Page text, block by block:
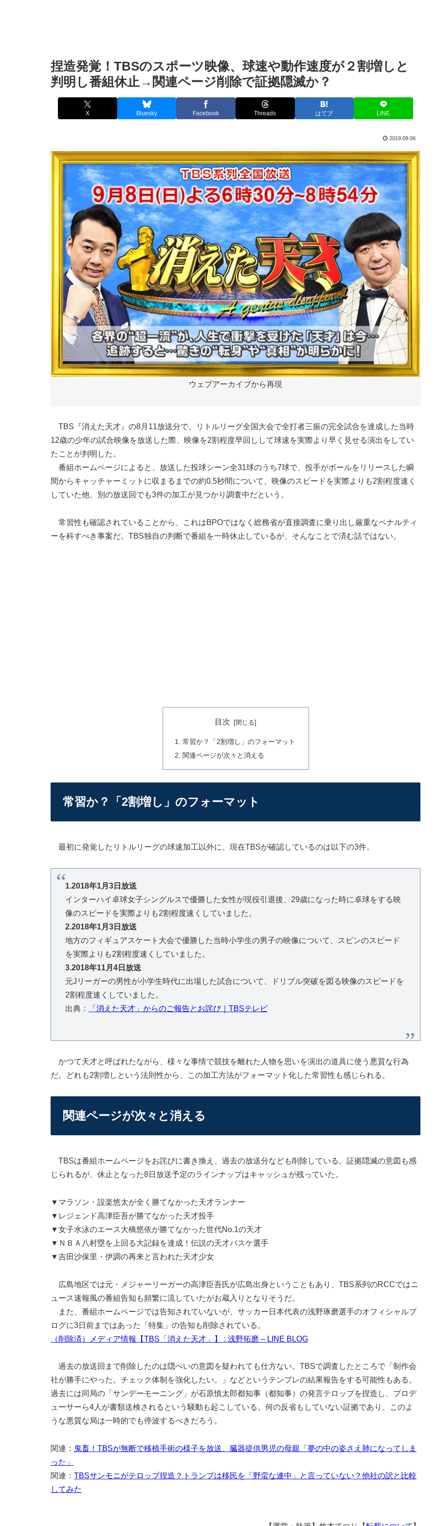
捏造発覚！TBSのスポーツ映像、球速や動作速度が２割増しと
判明し番組休止→関連ページ削除で証拠隠滅か？
X Bluesky Facebook Threads はてブ LINE
2019.09.06
ウェブアーカイブから再現
TBS『消えた天才』の8月11放送分で、リトルリーグ全国大会で全打者三振の完全試合を達成した当時
12歳の少年の試合映像を放送した際、映像を2割程度早回しして球速を実際より早く見せる演出をしてい
たことが判明した。
番組ホームページによると、放送した投球シーン全31球のうち7球で、投手がボールをリリースした瞬
間からキャッチャーミットに収まるまでの約0.5秒間について、映像のスピードを実際よりも2割程度速く
していた他、別の放送回でも3件の加工が見つかり調査中だという。
常習性も確認されていることから、これはBPOではなく総務省が直接調査に乗り出し厳重なペナルティ
ーを科すべき事案だ。TBS独自の判断で番組を一時休止しているが、そんなことで済む話ではない。
目次
常習か？「2割増し」のフォーマット
関連ページが次々と消える
常習か？「2割増し」のフォーマット
最初に発覚したリトルリーグの球速加工以外に、現在TBSが確認しているのは以下の3件。
1.2018年1月3日放送
インターハイ卓球女子シングルスで優勝した女性が現役引退後、29歳になった時に卓球をする映
像のスピードを実際よりも2割程度速くしていました。
2.2018年1月3日放送
地方のフィギュアスケート大会で優勝した当時小学生の男子の映像について、スピンのスピード
を実際よりも2割程度速くしていました。
3.2018年11月4日放送
元Jリーガーの男性が小学生時代に出場した試合について、ドリブル突破を図る映像のスピードを
2割程度速くしていました。
出典：
「消えた天才」からのご報告とお詫び｜TBSテレビ
かつて天才と呼ばれたながら、様々な事情で競技を離れた人物を思いを演出の道具に使う悪質な行為
だ。どれも2割増しという法則性から、この加工方法がフォーマット化した常習性も感じられる。
関連ページが次々と消える
TBSは番組ホームページをお詫びに書き換え、過去の放送分なども削除している。証拠隠滅の意図も感
じられるが、休止となった8日放送予定のラインナップはキャッシュが残っていた。
▼マラソン・設楽悠太が全く勝てなかった天才ランナー
▼レジェンド高津臣吾が勝てなかった天才投手
▼女子水泳のエース大橋悠依が勝てなかった世代No.1の天才
▼ＮＢＡ八村塁を上回る大記録を達成！伝説の天才バスケ選手
▼吉田沙保里・伊調の再来と言われた天才少女
広島地区では元・メジャーリーガーの高津臣吾氏が広島出身ということもあり、TBS系列のRCCではニ
ュース速報風の番組告知も頻繁に流していたがお蔵入りとなりそうだ。
また、番組ホームページでは告知されていないが、サッカー日本代表の浅野琢磨選手のオフィシャルブ
ログに3日前まではあった「特集」の告知も削除されている。
（削除済）メディア情報【TBS「消えた天才」】 : 浅野拓磨 – LINE BLOG
過去の放送回まで削除したのは隠ぺいの意図を疑われても仕方ない。TBSで調査したところで「制作会
社が勝手にやった。チェック体制を強化したい。」などというテンプレの結果報告をする可能性もある。
過去には同局の「サンデーモーニング」が石原慎太郎都知事（都知事）の発言テロップを捏造し、プロデ
ューサーら4人が書類送検されるという騒動も起こしている。何の反省もしていない証拠であり、このよ
うな悪質な局は一時的でも停波するべきだろう。
関連： 鬼畜！TBSが無断で移植手術の様子を放送、臓器提供男児の母親「夢の中の姿さえ肺になってしま
った」
関連： TBSサンモニがテロップ捏造？トランプは移民を「野蛮な連中」と言っていない？他社の訳と比較
してみた